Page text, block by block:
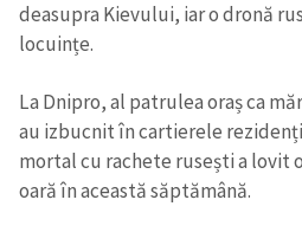
deasupra Kievului, iar o dronă
locuințe.
La Dnipro, al patrulea oraș ca
au izbucnit în cartierele
mortal cu rachete rusești a lovit
oară în această săptămână.